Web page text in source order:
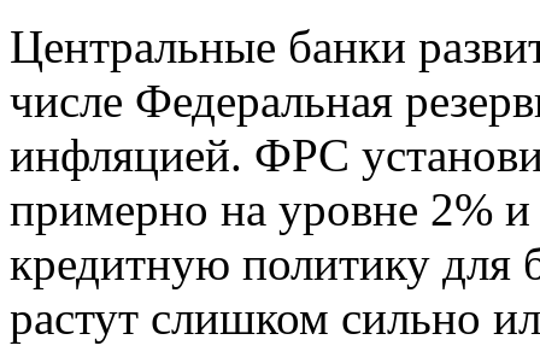
Центральные банки
числе Федеральная
инфляцией. ФРС
примерно на уровне 2%
кредитную политику для
растут слишком сильно